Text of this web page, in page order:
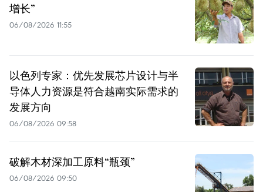
增长”
06/08/2026 11:55
以色列专家：优先发展芯片设计与半
导体人力资源是符合越南实际需求的
发展方向
06/08/2026 09:58
破解木材深加工原料“瓶颈”
06/08/2026 09:50